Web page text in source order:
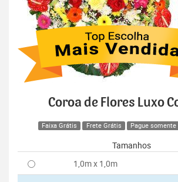
Coroa de Flores Luxo
Faixa Grátis Frete Grátis Pague
Tamanhos
1,0m x 1,0m